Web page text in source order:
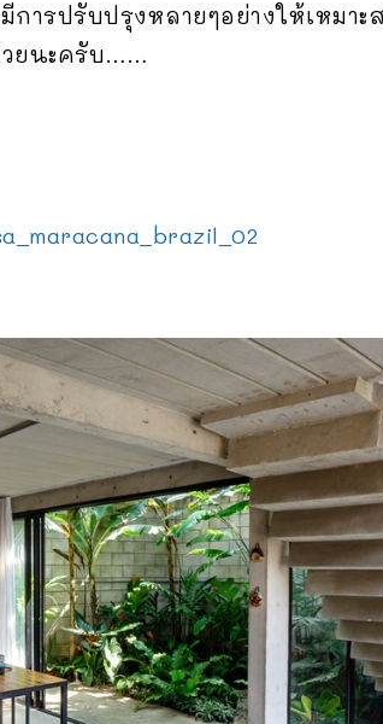
ารปรับปรุงหลายๆอย่างให้เหมาะ
วยนะครับ……